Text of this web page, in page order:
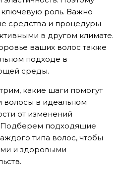
ключевую роль. Важно
средства и процедуры
в другом климате.
ваших волос также
подходе в
среды.
какие шаги помогут
в идеальном
от изменений
Подберем подходящие
типа волос, чтобы
и здоровыми